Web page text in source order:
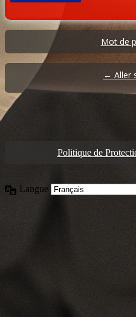
Mot de
← Aller
Politique de
Langue